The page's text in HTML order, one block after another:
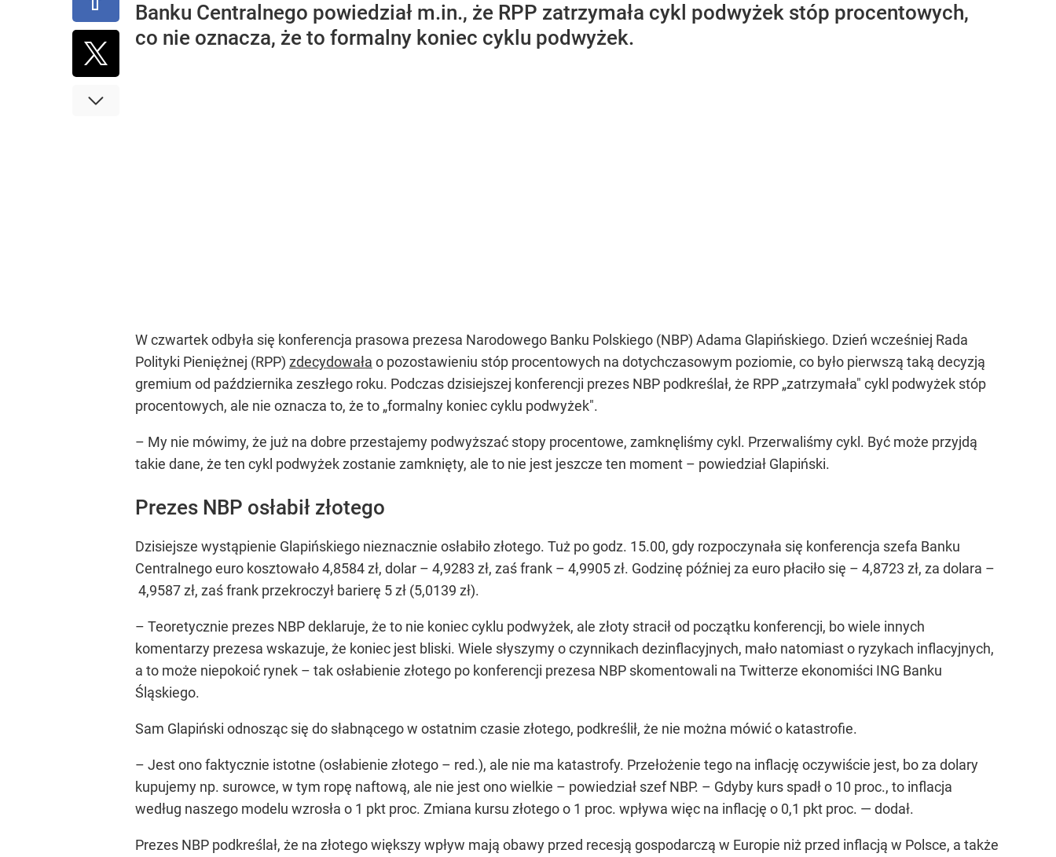
Banku Centralnego powiedział m.in., że RPP zatrzymała cykl podwyżek stóp procentowych,
co nie oznacza, że to formalny koniec cyklu podwyżek.
W czwartek odbyła się konferencja prasowa prezesa Narodowego Banku Polskiego (NBP) Adama Glapińskiego. Dzień wcześniej Rada
Polityki Pieniężnej (RPP) zdecydowała o pozostawieniu stóp procentowych na dotychczasowym poziomie, co było pierwszą taką decyzją
gremium od października zeszłego roku. Podczas dzisiejszej konferencji prezes NBP podkreślał, że RPP „zatrzymała" cykl podwyżek stóp
procentowych, ale nie oznacza to, że to „formalny koniec cyklu podwyżek".
– My nie mówimy, że już na dobre przestajemy podwyższać stopy procentowe, zamknęliśmy cykl. Przerwaliśmy cykl. Być może przyjdą
takie dane, że ten cykl podwyżek zostanie zamknięty, ale to nie jest jeszcze ten moment – powiedział Glapiński.
Prezes NBP osłabił złotego
Dzisiejsze wystąpienie Glapińskiego nieznacznie osłabiło złotego. Tuż po godz. 15.00, gdy rozpoczynała się konferencja szefa Banku
Centralnego euro kosztowało 4,8584 zł, dolar – 4,9283 zł, zaś frank – 4,9905 zł. Godzinę później za euro płaciło się – 4,8723 zł, za dolara –
4,9587 zł, zaś frank przekroczył barierę 5 zł (5,0139 zł).
– Teoretycznie prezes NBP deklaruje, że to nie koniec cyklu podwyżek, ale złoty stracił od początku konferencji, bo wiele innych
komentarzy prezesa wskazuje, że koniec jest bliski. Wiele słyszymy o czynnikach dezinflacyjnych, mało natomiast o ryzykach inflacyjnych,
a to może niepokoić rynek – tak osłabienie złotego po konferencji prezesa NBP skomentowali na Twitterze ekonomiści ING Banku
Śląskiego.
Sam Glapiński odnosząc się do słabnącego w ostatnim czasie złotego, podkreślił, że nie można mówić o katastrofie.
– Jest ono faktycznie istotne (osłabienie złotego – red.), ale nie ma katastrofy. Przełożenie tego na inflację oczywiście jest, bo za dolary
kupujemy np. surowce, w tym ropę naftową, ale nie jest ono wielkie – powiedział szef NBP. – Gdyby kurs spadł o 10 proc., to inflacja
według naszego modelu wzrosła o 1 pkt proc. Zmiana kursu złotego o 1 proc. wpływa więc na inflację o 0,1 pkt proc. — dodał.
Prezes NBP podkreślał, że na złotego większy wpływ mają obawy przed recesją gospodarczą w Europie niż przed inflacją w Polsce, a także